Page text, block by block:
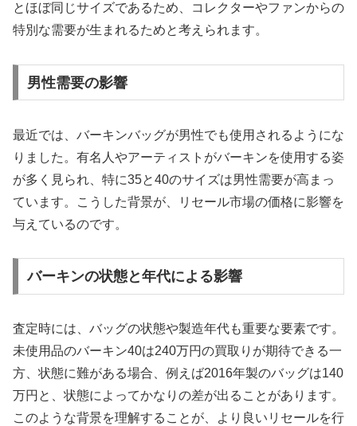
とほぼ同じサイズであるため、コレクターやファンからの
特別な需要が生まれるためと考えられます。
男性需要の影響
最近では、バーキンバッグが男性でも使用されるようにな
りました。有名人やアーティストがバーキンを使用する姿
が多く見られ、特に35と40のサイズは男性需要が高まっ
ています。こうした背景が、リセール市場の価格に影響を
与えているのです。
バーキンの状態と年代による影響
査定時には、バッグの状態や製造年代も重要な要素です。
未使用品のバーキン40は240万円の買取りが期待できる一
方、状態に難がある場合、例えば2016年製のバッグは140
万円と、状態によってかなりの差が出ることがあります。
このような背景を理解することが、より良いリセールを行